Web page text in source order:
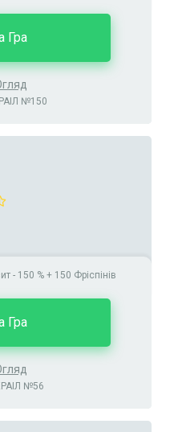
№150
Гра
- 150 % + 150 Фріспінів
№56
Гра